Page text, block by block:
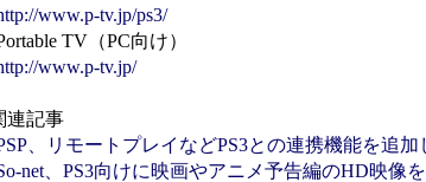
www.p-tv.jp/ps3/
TV（PC向け）
www.p-tv.jp/
連記事
、リモートプレイなどPS3との連携機能を追
net、PS3向けに映画やアニメ予告編のHD映像